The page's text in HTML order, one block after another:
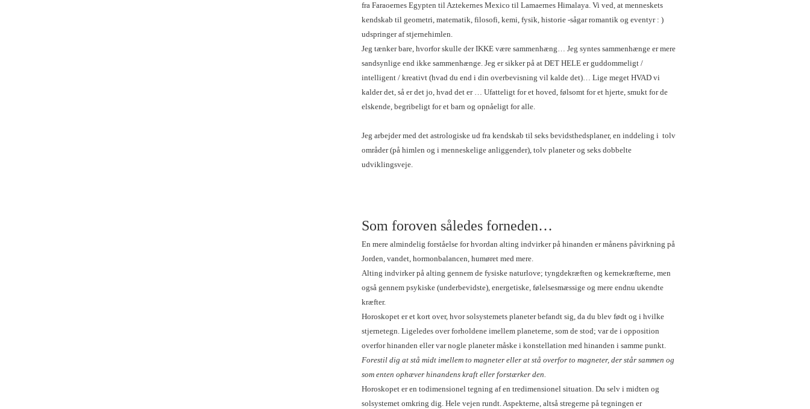
fra Faraoernes Egypten til Aztekernes Mexico til Lamaernes Himalaya. Vi ved, at menneskets
kendskab til geometri, matematik, filosofi, kemi, fysik, historie -sågar romantik og eventyr : )
udspringer af stjernehimlen.
Jeg tænker bare, hvorfor skulle der IKKE være sammenhæng… Jeg syntes sammenhænge er mere
sandsynlige end ikke sammenhænge. Jeg er sikker på at DET HELE er guddommeligt /
intelligent / kreativt (hvad du end i din overbevisning vil kalde det)… Lige meget HVAD vi
kalder det, så er det jo, hvad det er … Ufatteligt for et hoved, følsomt for et hjerte, smukt for de
elskende, begribeligt for et barn og opnåeligt for alle.
Jeg arbejder med det astrologiske ud fra kendskab til seks bevidsthedsplaner, en inddeling i tolv
områder (på himlen og i menneskelige anliggender), tolv planeter og seks dobbelte
udviklingsveje.
Som foroven således forneden…
En mere almindelig forståelse for hvordan alting indvirker på hinanden er månens påvirkning på
Jorden, vandet, hormonbalancen, humøret med mere.
Alting indvirker på alting gennem de fysiske naturlove; tyngdekræften og kernekræfterne, men
også gennem psykiske (underbevidste), energetiske, følelsesmæssige og mere endnu ukendte
kræfter.
Horoskopet er et kort over, hvor solsystemets planeter befandt sig, da du blev født og i hvilke
stjernetegn. Ligeledes over forholdene imellem planeterne, som de stod; var de i opposition
overfor hinanden eller var nogle planeter måske i konstellation med hinanden i samme punkt.
Forestil dig at stå midt imellem to magneter eller at stå overfor to magneter, der står sammen og
som enten ophæver hinandens kraft eller forstærker den.
Horoskopet er en todimensionel tegning af en tredimensionel situation. Du selv i midten og
solsystemet omkring dig. Hele vejen rundt. Aspekterne, altså stregerne på tegningen er